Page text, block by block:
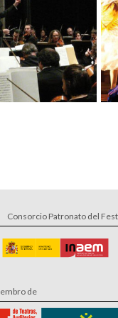
Consorcio Patronato del
de